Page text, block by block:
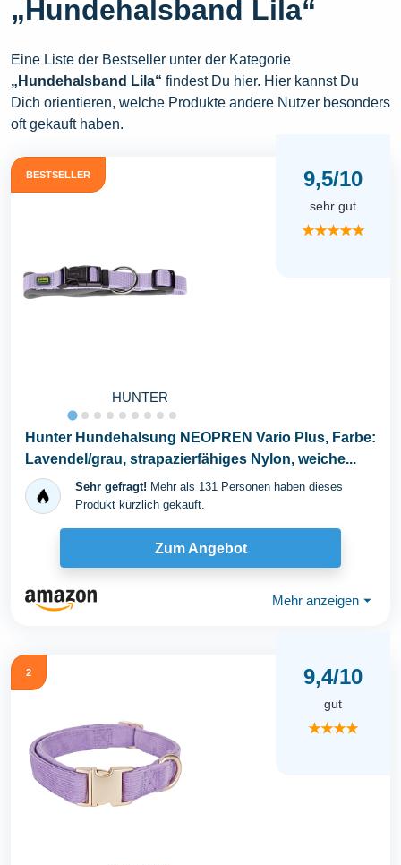
„Hundehalsband Lila“
Eine Liste der Bestseller unter der Kategorie
„Hundehalsband Lila“ findest Du hier. Hier kannst Du
Dich orientieren, welche Produkte andere Nutzer besonders
oft gekauft haben.
BESTSELLER
HUNTER
9,5/10
sehr gut
★★★★★
Hunter Hundehalsung NEOPREN Vario Plus, Farbe:
Lavendel/grau, strapazierfähiges Nylon, weiche...
Sehr gefragt! Mehr als 131 Personen haben dieses
Produkt kürzlich gekauft.
Zum Angebot
Mehr anzeigen ⏷
2 9,4/10
gut
★★★★